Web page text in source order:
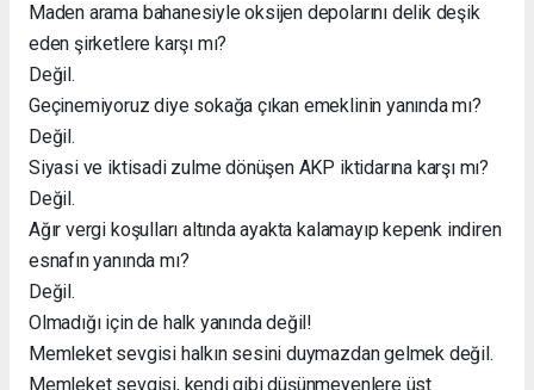
Maden arama bahanesiyle oksijen depolarını delik deşik
eden şirketlere karşı mı?
Değil.
Geçinemiyoruz diye sokağa çıkan emeklinin yanında mı?
Değil.
Siyasi ve iktisadi zulme dönüşen AKP iktidarına karşı mı?
Değil.
Ağır vergi koşulları altında ayakta kalamayıp kepenk indiren
esnafın yanında mı?
Değil.
Olmadığı için de halk yanında değil!
Memleket sevgisi halkın sesini duymazdan gelmek değil.
Memleket sevgisi, kendi gibi düşünmeyenlere üst